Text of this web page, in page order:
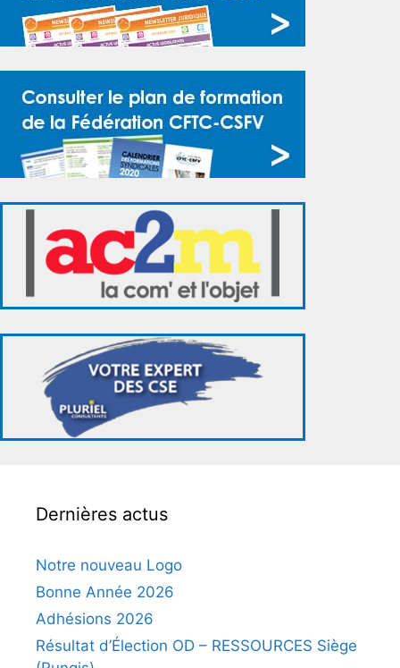
Dernières actus
Notre nouveau Logo
Bonne Année 2026
Adhésions 2026
Résultat d’Élection OD – RESSOURCES Siège